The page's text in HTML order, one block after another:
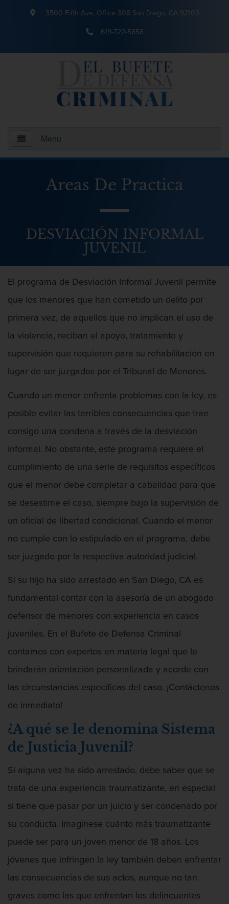
3500 Fifth Ave, Office 308 San Diego, CA 92103
619-722-5858
Menu
¿Quienes somos?
Abuso Infantil
Agresión Sexual
Agresión
Agresión contra un agente del orden
Agresión que causa lesiones
corporales graves
Asalto con Arma Mortal
Asalto con químicos cáusticos
Defensa de Asalto
Asuntos Posteriores a la Condena
Eliminación de Antecedentes Penales
Sello de Registros de Arresto
Violación de la libertad condicional
Defensa de Homicidios
Defensa de Licencia Profesional
Licencia Dental
Licencia Médica
Licencia de Enfermería
Licencia de Farmacéutico
Licencia Veterinaria
Defensa de secuestro
Delincuencia Juvenil
Areas De Practica
DESVIACIÓN INFORMAL
JUVENIL
El programa de Desviación Informal Juvenil permite
que los menores que han cometido un delito por
primera vez, de aquellos que no implican el uso de
la violencia, reciban el apoyo, tratamiento y
supervisión que requieren para su rehabilitación en
lugar de ser juzgados por el Tribunal de Menores.
Cuando un menor enfrenta problemas con la ley, es
posible evitar las terribles consecuencias que trae
consigo una condena a través de la desviación
informal. No obstante, este programa requiere el
cumplimiento de una serie de requisitos específicos
que el menor debe completar a cabalidad para que
se desestime el caso, siempre bajo la supervisión de
un oficial de libertad condicional. Cuando el menor
no cumple con lo estipulado en el programa, debe
ser juzgado por la respectiva autoridad judicial.
Si su hijo ha sido arrestado en San Diego, CA es
fundamental contar con la asesoría de un abogado
defensor de menores con experiencia en casos
juveniles. En el Bufete de Defensa Criminal
contamos con expertos en materia legal que le
brindarán orientación personalizada y acorde con
las circunstancias específicas del caso. ¡Contáctenos
de inmediato!
¿A qué se le denomina Sistema
de Justicia Juvenil?
Si alguna vez ha sido arrestado, debe saber que se
trata de una experiencia traumatizante, en especial
si tiene que pasar por un juicio y ser condenado por
su conducta. Imagínese cuánto más traumatizante
puede ser para un joven menor de 18 años. Los
jóvenes que infringen la ley también deben enfrentar
las consecuencias de sus actos, aunque no tan
graves como las que enfrentan los delincuentes